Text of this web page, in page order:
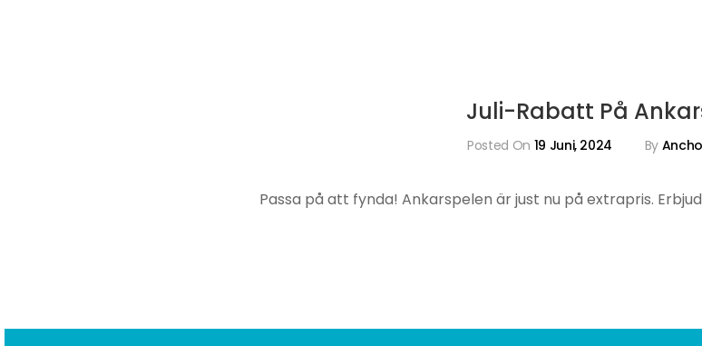
Posted On 19 Juni, 2024 By
Juli-Rabatt På
Passa på att fynda! Ankarspelen är just nu på extrapris.